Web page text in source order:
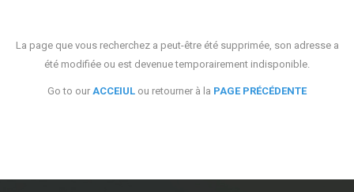
La page que vous recherchez a peut-être été supprimée, son adresse a
été modifiée ou est devenue temporairement indisponible.
Go to our ACCEIUL ou retourner à la PAGE PRÉCÉDENTE